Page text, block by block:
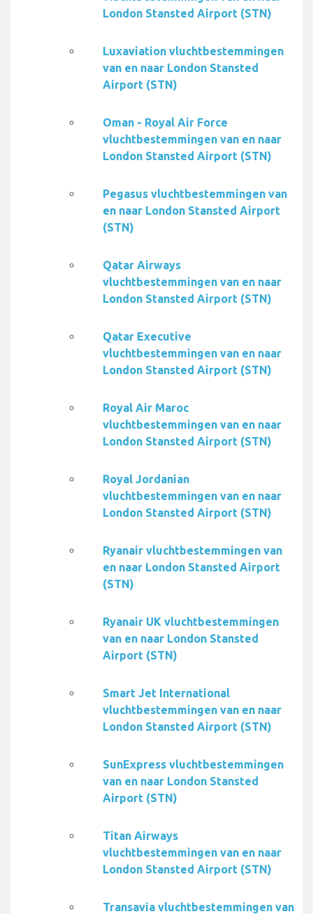
London Stansted Airport (STN)
Luxaviation vluchtbestemmingen
van en naar London Stansted
Airport (STN)
Oman - Royal Air Force
vluchtbestemmingen van en naar
London Stansted Airport (STN)
Pegasus vluchtbestemmingen van
en naar London Stansted Airport
(STN)
Qatar Airways
vluchtbestemmingen van en naar
London Stansted Airport (STN)
Qatar Executive
vluchtbestemmingen van en naar
London Stansted Airport (STN)
Royal Air Maroc
vluchtbestemmingen van en naar
London Stansted Airport (STN)
Royal Jordanian
vluchtbestemmingen van en naar
London Stansted Airport (STN)
Ryanair vluchtbestemmingen van
en naar London Stansted Airport
(STN)
Ryanair UK vluchtbestemmingen
van en naar London Stansted
Airport (STN)
Smart Jet International
vluchtbestemmingen van en naar
London Stansted Airport (STN)
SunExpress vluchtbestemmingen
van en naar London Stansted
Airport (STN)
Titan Airways
vluchtbestemmingen van en naar
London Stansted Airport (STN)
Transavia vluchtbestemmingen van